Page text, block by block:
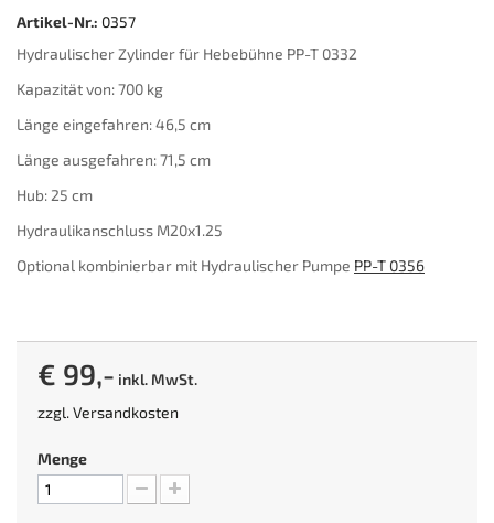
Artikel-Nr.: 0357
Hydraulischer Zylinder für Hebebühne PP-T 0332
Kapazität von: 700 kg
Länge eingefahren: 46,5 cm
Länge ausgefahren: 71,5 cm
Hub: 25 cm
Hydraulikanschluss M20x1.25
Optional kombinierbar mit Hydraulischer Pumpe PP-T 0356
€ 99,- inkl. MwSt.
zzgl.Versandkosten
Menge